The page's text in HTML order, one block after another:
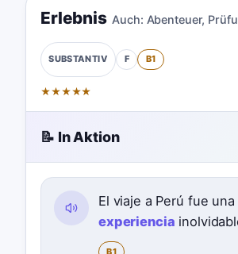
Erlebnis Auch: Abenteuer,
SUBSTANTIV F B1
★★★★★
📝 In Aktion
El viaje a Perú fue una
experiencia
B1